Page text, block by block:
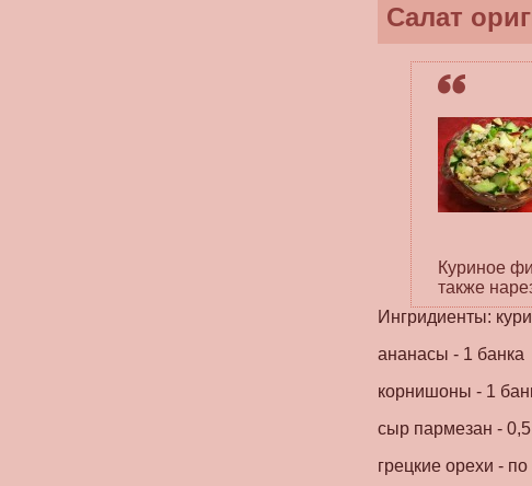
Салат
Куриное
также
Ингридиенты:
ананасы - 1 банка
корнишоны - 1
сыр пармезан - 0,5
грецкие орехи - по